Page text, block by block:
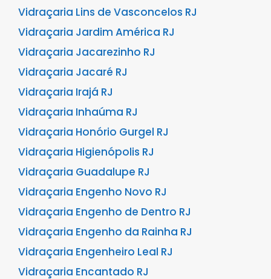
Vidraçaria Lins de Vasconcelos RJ
Vidraçaria Jardim América RJ
Vidraçaria Jacarezinho RJ
Vidraçaria Jacaré RJ
Vidraçaria Irajá RJ
Vidraçaria Inhaúma RJ
Vidraçaria Honório Gurgel RJ
Vidraçaria Higienópolis RJ
Vidraçaria Guadalupe RJ
Vidraçaria Engenho Novo RJ
Vidraçaria Engenho de Dentro RJ
Vidraçaria Engenho da Rainha RJ
Vidraçaria Engenheiro Leal RJ
Vidraçaria Encantado RJ